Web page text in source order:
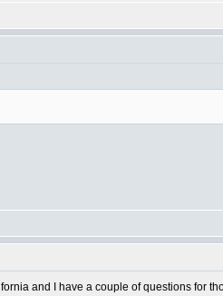
and I have a couple of questions for